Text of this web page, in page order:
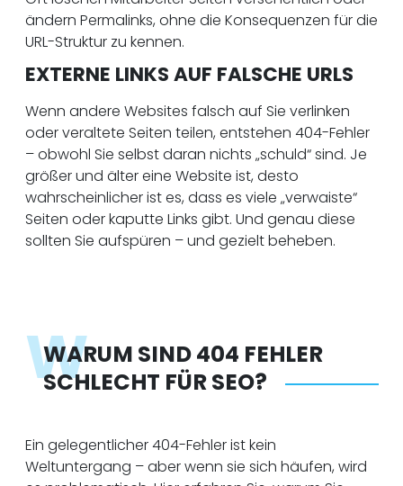
ändern Permalinks, ohne die Konsequenzen für die
URL-Struktur zu kennen.
EXTERNE LINKS AUF FALSCHE URLS
Wenn andere Websites falsch auf Sie verlinken
oder veraltete Seiten teilen, entstehen 404-Fehler
– obwohl Sie selbst daran nichts „schuld“ sind. Je
größer und älter eine Website ist, desto
wahrscheinlicher ist es, dass es viele „verwaiste“
Seiten oder kaputte Links gibt. Und genau diese
sollten Sie aufspüren – und gezielt beheben.
W
WARUM SIND 404 FEHLER
SCHLECHT FÜR SEO?
Ein gelegentlicher 404-Fehler ist kein
Weltuntergang – aber wenn sie sich häufen, wird